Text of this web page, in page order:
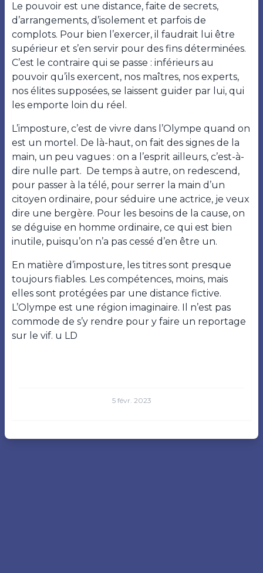
Le pouvoir est une distance, faite de secrets,
d’arrangements, d’isolement et parfois de
complots. Pour bien l’exercer, il faudrait lui être
supérieur et s’en servir pour des fins déterminées.
C’est le contraire qui se passe : inférieurs au
pouvoir qu’ils exercent, nos maîtres, nos experts,
nos élites supposées, se laissent guider par lui, qui
les emporte loin du réel.
L’imposture, c’est de vivre dans l’Olympe quand on
est un mortel. De là-haut, on fait des signes de la
main, un peu vagues : on a l’esprit ailleurs, c’est-à-
dire nulle part. De temps à autre, on redescend,
pour passer à la télé, pour serrer la main d’un
citoyen ordinaire, pour séduire une actrice, je veux
dire une bergère. Pour les besoins de la cause, on
se déguise en homme ordinaire, ce qui est bien
inutile, puisqu’on n’a pas cessé d’en être un.
En matière d’imposture, les titres sont presque
toujours fiables. Les compétences, moins, mais
elles sont protégées par une distance fictive.
L’Olympe est une région imaginaire. Il n’est pas
commode de s’y rendre pour y faire un reportage
sur le vif. u LD
5 févr. 2023